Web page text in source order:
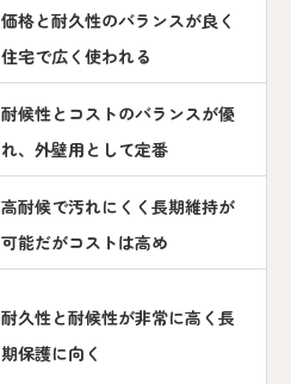
価格と耐久性のバランスが良く
住宅で広く使われる
耐候性とコストのバランスが優
れ、外壁用として定番
高耐候で汚れにくく長期維持が
可能だがコストは高め
耐久性と耐候性が非常に高く長
期保護に向く